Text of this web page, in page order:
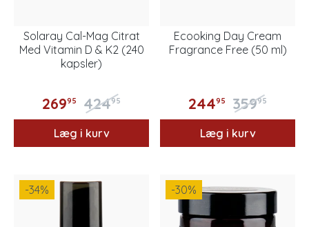
Solaray Cal-Mag Citrat
Med Vitamin D & K2 (240
kapsler)
26995 42495
Læg i kurv
Ecooking Day Cream
Fragrance Free (50 ml)
24495 35995
Læg i kurv
-34% -30%